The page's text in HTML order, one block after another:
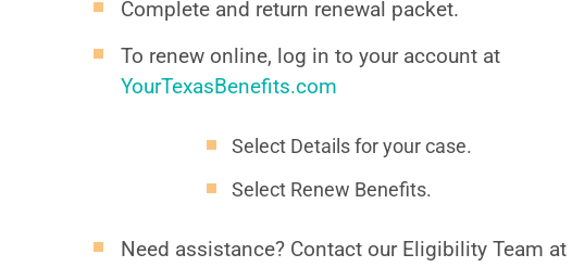
Complete and return renewal packet.
To renew online, log in to your account at
YourTexasBenefits.com
Select Details for your case.
Select Renew Benefits.
Need assistance? Contact our Eligibility Team at